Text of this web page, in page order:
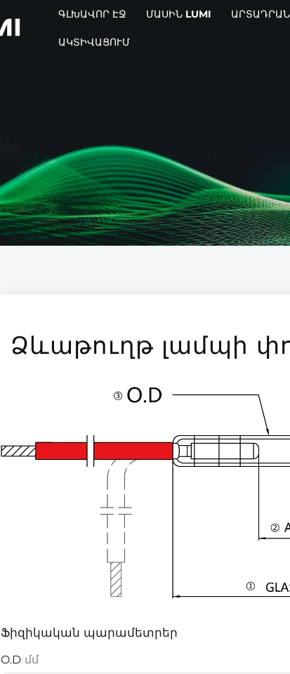
ԳԼԽԱՎՈՐ ԷՋ ՄԱՍԻՆ LUMI
ԱԿՏԻՎԱՑՈՒՄ
Ձևաթուղթ լամպի
Ֆիզիկական պարամետրեր
O.D մմ